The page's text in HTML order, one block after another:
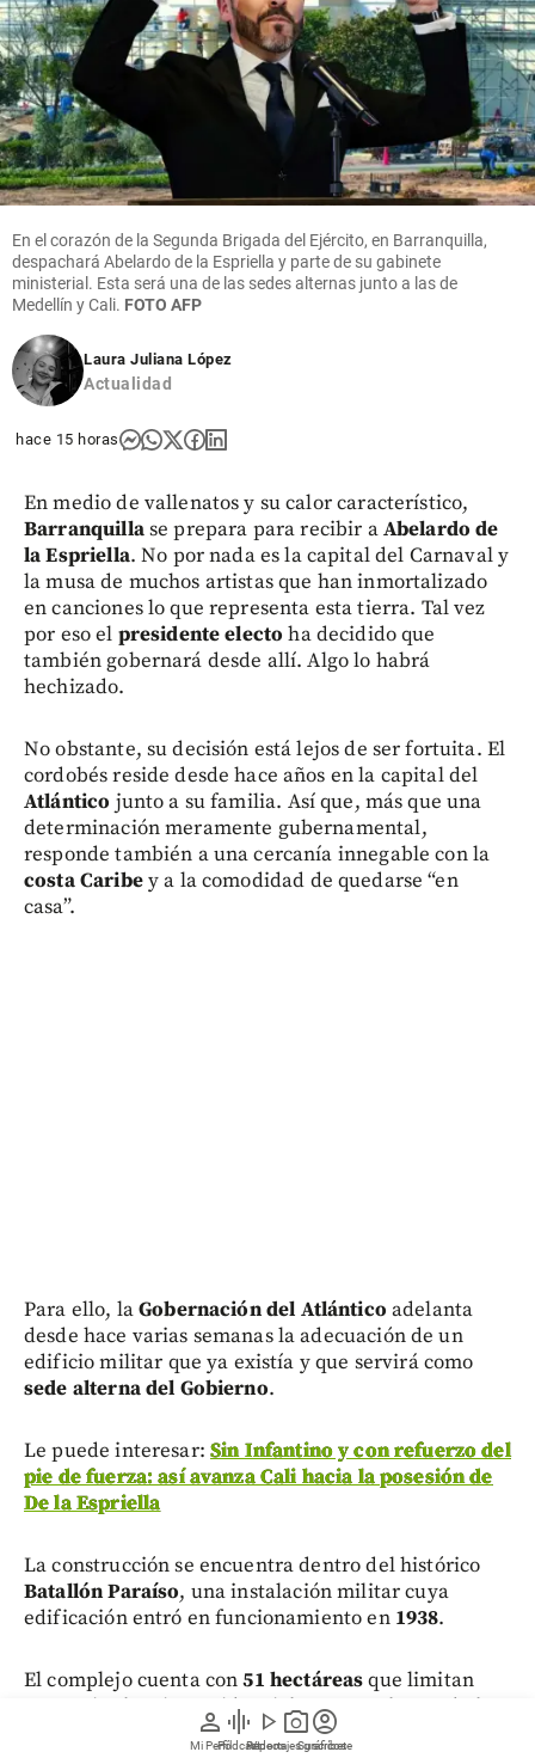
person
Mi Perfil
graphic_eq
Pódcast
play_arrow
Videos
photo_camera
Reportajes gráficos
account_circle
Suscríbete
En el corazón de la Segunda Brigada del Ejército, en Barranquilla,
despachará Abelardo de la Espriella y parte de su gabinete
ministerial. Esta será una de las sedes alternas junto a las de
Medellín y Cali. FOTO AFP
Laura Juliana López
Actualidad
hace 15 horas
En medio de vallenatos y su calor característico,
Barranquillase prepara para recibir aAbelardo de
la Espriella. No por nada es la capital del Carnaval y
la musa de muchos artistas que han inmortalizado
en canciones lo que representa esta tierra. Tal vez
por eso el presidente electo ha decidido que
también gobernará desde allí. Algo lo habrá
hechizado.
No obstante, su decisión está lejos de ser fortuita. El
cordobés reside desde hace años en la capital del
Atlántico junto a su familia. Así que, más que una
determinación meramente gubernamental,
responde también a una cercanía innegable con la
costa Caribey a la comodidad de quedarse “en
casa”.
Para ello, laGobernación del Atlántico adelanta
desde hace varias semanas la adecuación de un
edificio militar que ya existía y que servirá como
sede alterna del Gobierno.
Le puede interesar: Sin Infantino y con refuerzo del
pie de fuerza: así avanza Cali hacia la posesión de
De la Espriella
La construcción se encuentra dentro del histórico
Batallón Paraíso, una instalación militar cuya
edificación entró en funcionamiento en 1938.
El complejo cuenta con51 hectáreasque limitan
con varios barrios residenciales y, con el paso de los
años, se ha consolidado como un referente de la